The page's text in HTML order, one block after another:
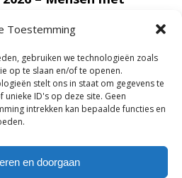
Toestemming
gebruiken we technologieën zoals
op te slaan en/of te openen.
stelt ons in staat om gegevens te
ID's op deze site. Geen
intrekken kan bepaalde functies en
en doorgaan
Februari 2026 – Mensen
– gun hun een
Inzamelingsactie
op GoFundMe